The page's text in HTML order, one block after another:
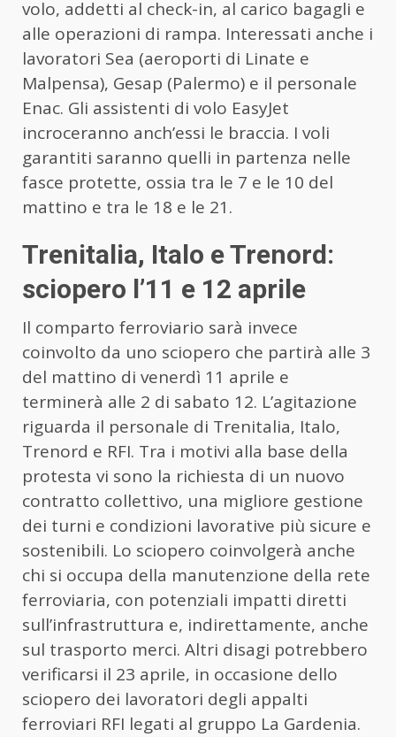
volo, addetti al check-in, al carico bagagli e
alle operazioni di rampa. Interessati anche i
lavoratori Sea (aeroporti di Linate e
Malpensa), Gesap (Palermo) e il personale
Enac. Gli assistenti di volo EasyJet
incroceranno anch’essi le braccia. I voli
garantiti saranno quelli in partenza nelle
fasce protette, ossia tra le 7 e le 10 del
mattino e tra le 18 e le 21.
Trenitalia, Italo e Trenord:
sciopero l’11 e 12 aprile
Il comparto ferroviario sarà invece
coinvolto da uno sciopero che partirà alle 3
del mattino di venerdì 11 aprile e
terminerà alle 2 di sabato 12. L’agitazione
riguarda il personale di Trenitalia, Italo,
Trenord e RFI. Tra i motivi alla base della
protesta vi sono la richiesta di un nuovo
contratto collettivo, una migliore gestione
dei turni e condizioni lavorative più sicure e
sostenibili. Lo sciopero coinvolgerà anche
chi si occupa della manutenzione della rete
ferroviaria, con potenziali impatti diretti
sull’infrastruttura e, indirettamente, anche
sul trasporto merci. Altri disagi potrebbero
verificarsi il 23 aprile, in occasione dello
sciopero dei lavoratori degli appalti
ferroviari RFI legati al gruppo La Gardenia.